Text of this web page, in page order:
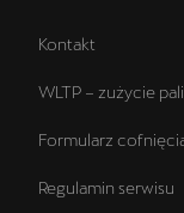
Kontakt
WLTP – zużycie
Formularz
Regulamin serwisu